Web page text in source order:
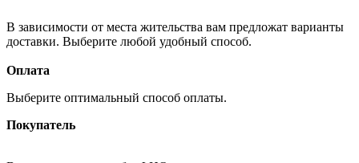
В зависимости от места жительства вам предложат варианты
доставки. Выберите любой удобный способ.
Оплата
Выберите оптимальный способ оплаты.
Покупатель